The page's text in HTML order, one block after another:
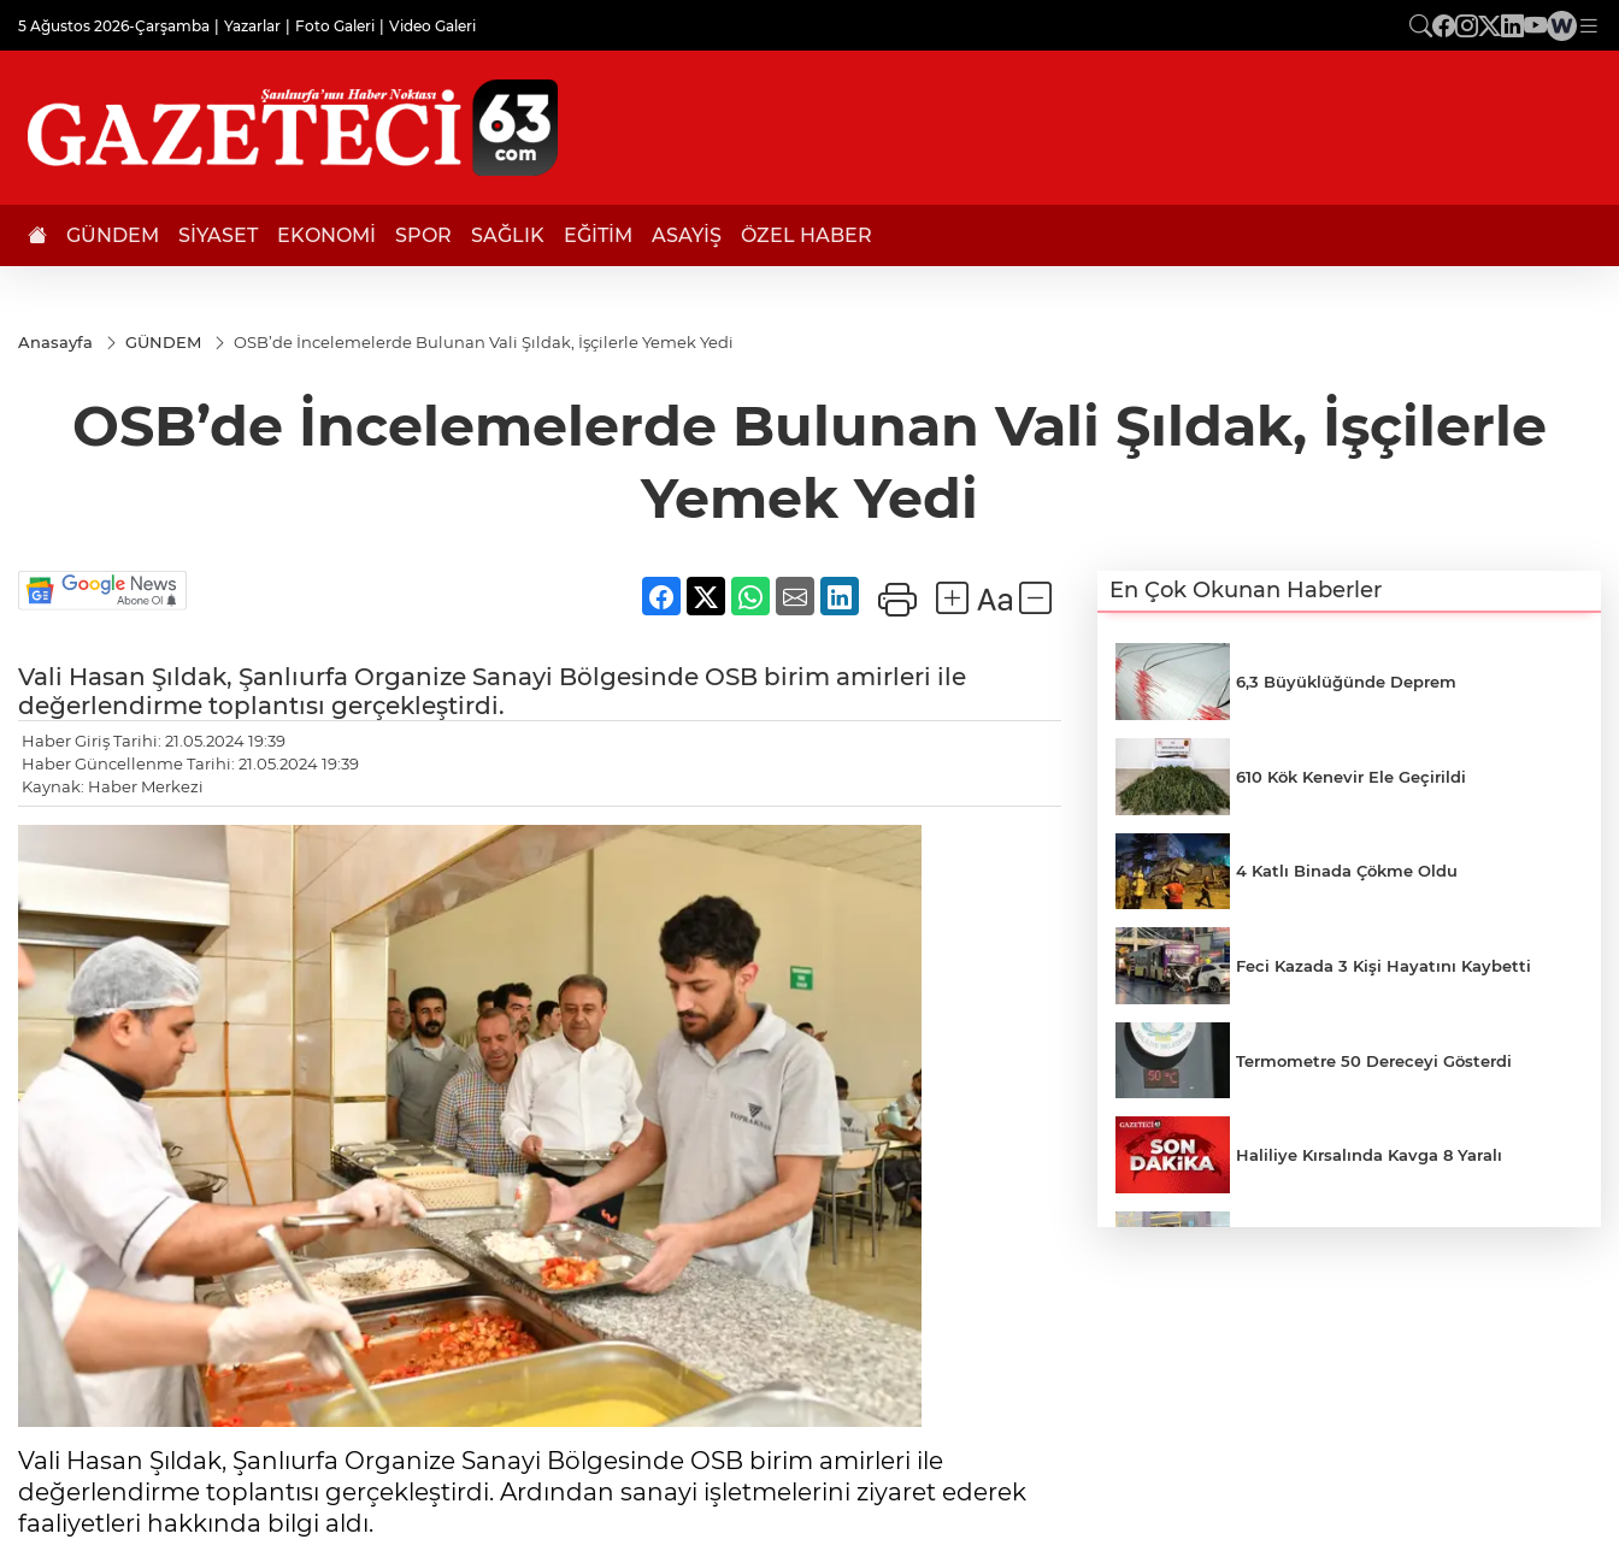
5 Ağustos 2026-Çarşamba Yazarlar Foto Galeri Video Galeri
GÜNDEM SİYASET EKONOMİ SPOR SAĞLIK EĞİTİM ASAYİŞ ÖZEL HABER
Anasayfa GÜNDEM OSB’de İncelemelerde Bulunan Vali Şıldak, İşçilerle Yemek Yedi
OSB’de İncelemelerde Bulunan Vali Şıldak, İşçilerle
Yemek Yedi
Vali Hasan Şıldak, Şanlıurfa Organize Sanayi Bölgesinde OSB birim amirleri ile
değerlendirme toplantısı gerçekleştirdi.
Haber Giriş Tarihi: 21.05.2024 19:39
Haber Güncellenme Tarihi: 21.05.2024 19:39
Kaynak: Haber Merkezi
Vali Hasan Şıldak, Şanlıurfa Organize Sanayi Bölgesinde OSB birim amirleri ile
değerlendirme toplantısı gerçekleştirdi. Ardından sanayi işletmelerini ziyaret ederek
faaliyetleri hakkında bilgi aldı.
En Çok Okunan Haberler
6,3 Büyüklüğünde Deprem
610 Kök Kenevir Ele Geçirildi
4 Katlı Binada Çökme Oldu
Feci Kazada 3 Kişi Hayatını Kaybetti
Termometre 50 Dereceyi Gösterdi
Haliliye Kırsalında Kavga 8 Yaralı